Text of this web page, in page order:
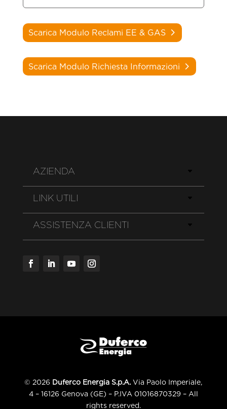
Scarica Modulo Reclami EE & GAS
Scarica Modulo Richiesta Informazioni
AZIENDA
LINK UTILI
ASSISTENZA CLIENTI
© 2026 Duferco Energia S.p.A. Via Paolo Imperiale,
4 – 16126 Genova (GE) – P.IVA 01016870329 – All
rights reserved.